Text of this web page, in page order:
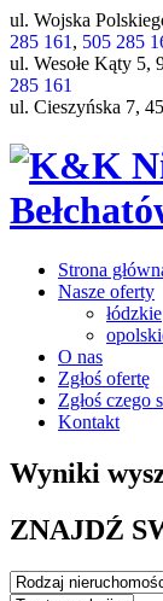
ul. Wojska
285 161 , 505 285
ul. Wesołe Kąty 5,
285 161
ul. Cieszyńska 7,
Strona
Nasze oferty
łódzkie
O nas
Zgłoś ofertę
Zgłoś czego
Kontakt
Wyniki
ZNAJDŹ